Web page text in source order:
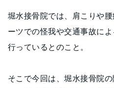
堀水接骨院では、肩こりや
ーツでの怪我や交通事故に
行っているとのこと。
そこで今回は、堀水接骨院